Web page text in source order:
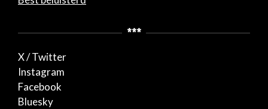
***
X / Twitter
Instagram
Facebook
Bluesky